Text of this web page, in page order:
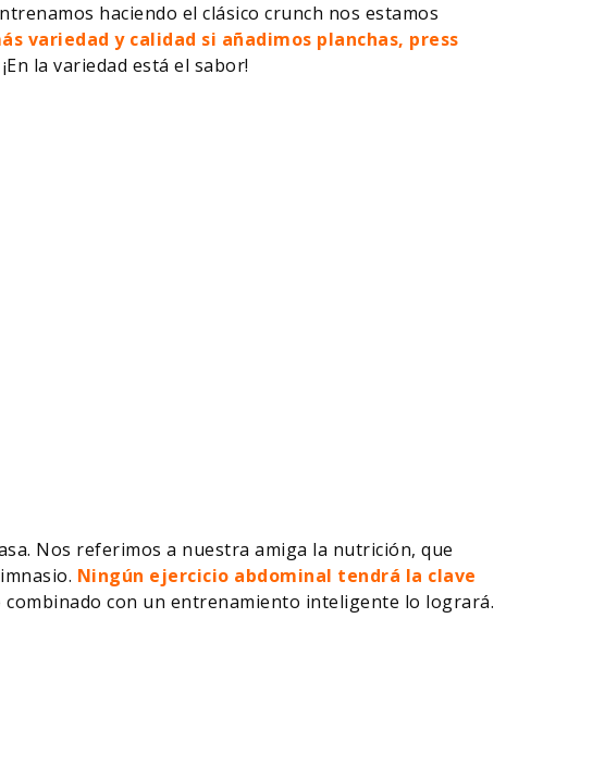
haciendo el clásico crunch nos estamos
variedad y calidad si añadimos planchas, press
¡En la variedad está el sabor!
Nos referimos a nuestra amiga la nutrición, que
Ningún ejercicio abdominal tendrá la clave
combinado con un entrenamiento inteligente lo logrará.